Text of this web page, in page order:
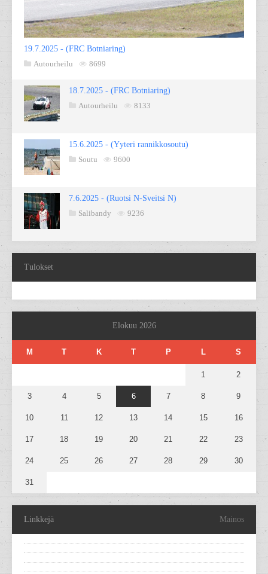
19.7.2025 - (FRC Botniaring)
Autourheilu
8699
18.7.2025 - (FRC Botniaring)
Autourheilu
8133
15.6.2025 - (Yyteri rannikkosoutu)
Soutu
9600
7.6.2025 - (Ruotsi N-Sveitsi N)
Salibandy
9236
Tulokset
Elokuu 2026
M T K T P L S
1 2
3 4 5 6 7 8 9
10 11 12 13 14 15 16
17 18 19 20 21 22 23
24 25 26 27 28 29 30
31
Linkkejä Mainos